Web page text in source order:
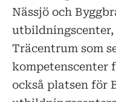
Nässjö och
utbildningscenter,
Träcentrum som
kompetenscenter
också platsen för